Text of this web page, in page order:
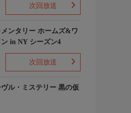
次回放送
メンタリー ホームズ&ワ
ン in NY シーズン4
次回放送
ル・ミステリー 黒の仮